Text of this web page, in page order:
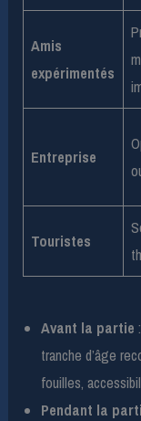
Amis
expérimentés
Entreprise
Touristes
Avant la partie
tranche d’âge
fouilles,
Pendant la